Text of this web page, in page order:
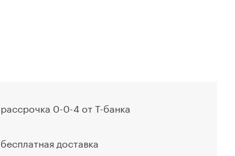
рассрочка 0-0-4 от Т-банка
бесплатная доставка